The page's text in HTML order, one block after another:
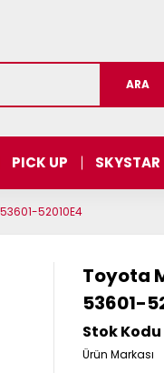
PICK UP SKYSTAR
52010E4
Toyota
53601-